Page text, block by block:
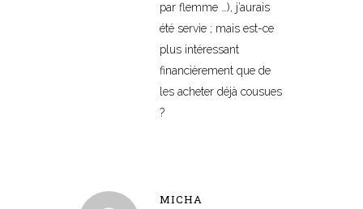
par flemme …), j’aurais
été servie ; mais est-ce
plus intéressant
financièrement que de
les acheter déjà cousues
?
MICHA